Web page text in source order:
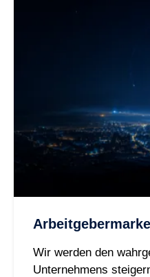
Arbeitgebermarke
Wir werden den
Unternehmens